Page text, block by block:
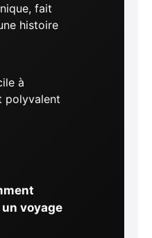
fait
histoire
à
polyvalent
voyage